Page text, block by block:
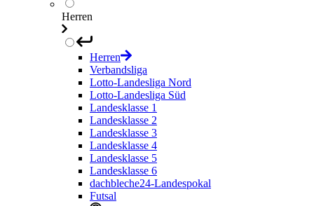
Herren
Herren
Verbandsliga
Lotto-Landesliga Nord
Lotto-Landesliga Süd
Landesklasse 1
Landesklasse 2
Landesklasse 3
Landesklasse 4
Landesklasse 5
Landesklasse 6
dachbleche24-Landespokal
Futsal